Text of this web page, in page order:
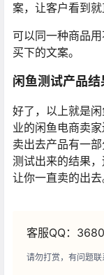
案，让客户看到就
可以同一种商品
买下的文案。
闲鱼测试产品结
好了，以上就是
业的闲鱼电商卖
卖出去产品有一
测试出来的结果
让你一直卖的出去
客服QQ：
请勿打赏，有问题联